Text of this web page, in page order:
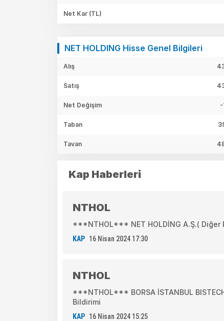
Net Kar (TL)
NET HOLDING Hisse Genel Bilgileri
Alış
Satış
Net Değişim -
Taban
Tavan
Kap Haberleri
NTHOL
***NTHOL*** NET HOLDİNG A.Ş.( Diğer
KAP 16 Nisan 2024 17:30
NTHOL
***NTHOL*** BORSA İSTANBUL BISTECH
Bildirimi
KAP 16 Nisan 2024 15:25